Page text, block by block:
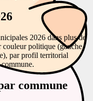
2026 dans plus de
couleur politique (gauche,
par profil territorial
commune